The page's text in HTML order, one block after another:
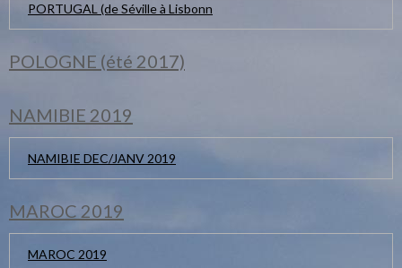
PORTUGAL (de Séville à Lisbonn
POLOGNE (été 2017)
NAMIBIE 2019
NAMIBIE DEC/JANV 2019
MAROC 2019
MAROC 2019